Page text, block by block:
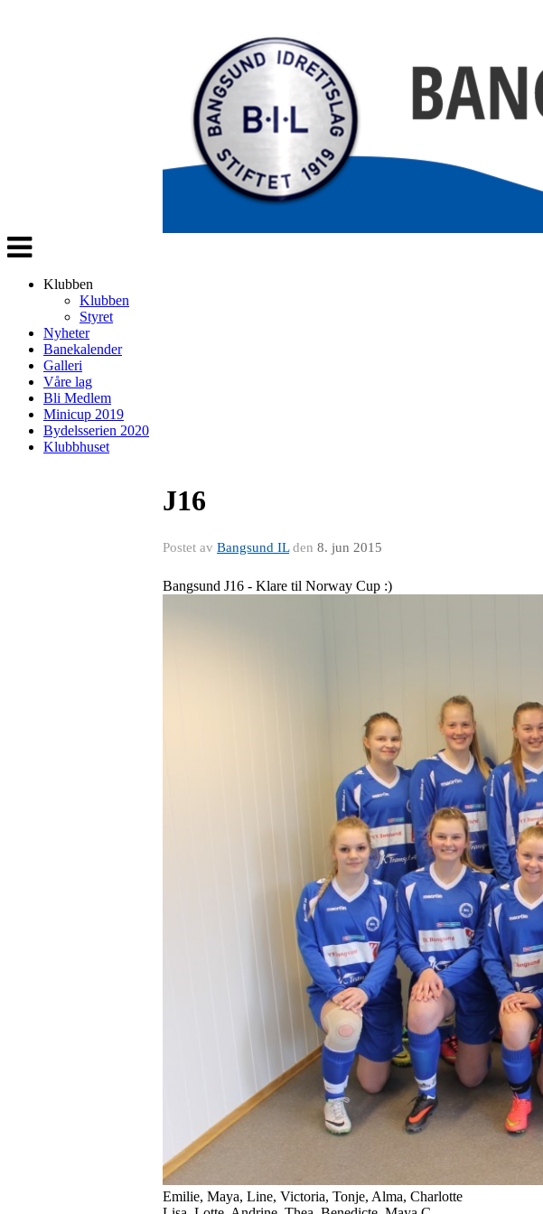
Veksle
navigasjon
Klubben
Klubben
Styret
Nyheter
Banekalender
Galleri
Våre lag
Bli Medlem
Minicup 2019
Bydelsserien 2020
Klubbhuset
J16
Postet av Bangsund ILden 8. jun 2015
Bangsund J16 - Klare til Norway Cup :)
Emilie, Maya, Line, Victoria, Tonje, Alma, Charlotte